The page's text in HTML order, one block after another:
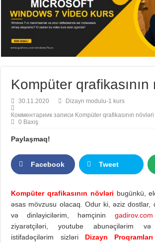
Kompüter qrafikasının
30.11.2020
Dizayn modulu-1 kurs
Комментариик записи Kompüter qrafikasının növləri
0 Baxış
Paylaşmaq!
Facebook Tweet
Kompüter qrafikasının növləri bugünkü,
əsas mövzusu olacaq. Odur ki, əziz dostlar,
və dinləyicilərim, həmçinin gadirov.com
ziyarətçiləri, youtube abunəçilərim
istifadəçilərim sizləri Dizayn Proqramları